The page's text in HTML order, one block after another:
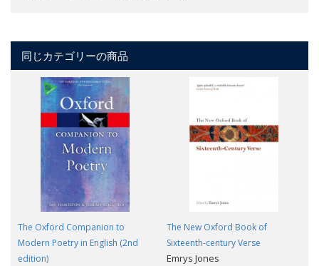
同じカテゴリーの商品
The Oxford Companion to
Modern Poetry in English (2nd
edition)
The New Oxford Book of
Sixteenth-century Verse
Emrys Jones